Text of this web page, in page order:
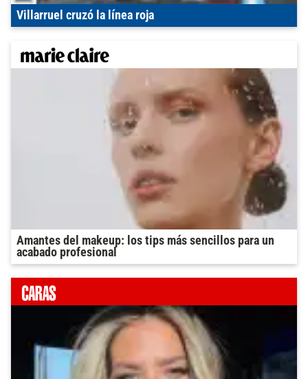
Villarruel cruzó la línea roja
Amantes del makeup: los tips más sencillos para un
acabado profesional